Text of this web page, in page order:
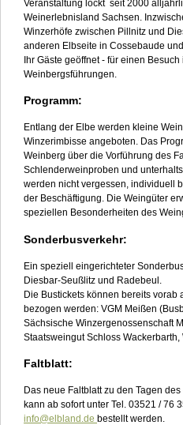
Veranstaltung lockt seit 2000
Weinerlebnisland Sachsen.
Winzerhöfe zwischen Pillnitz und
anderen Elbseite in Cossebaude
Ihr Gäste geöffnet - für einen
Weinbergsführungen.
Programm:
Entlang der Elbe werden kleine
Winzerimbisse angeboten. Das
Weinberg über die Vorführung des
Schlenderweinproben und
werden nicht vergessen, individuell
der Beschäftigung. Die Weingüter
speziellen Besonderheiten des
Sonderbusverkehr:
Ein speziell eingerichteter
Diesbar-Seußlitz und Radebeul.
Die Bustickets können bereits vorab
bezogen werden: VGM Meißen
Sächsische Winzergenossenschaft
Staatsweingut Schloss
Faltblatt:
Das neue Faltblatt zu den Tagen
kann ab sofort unter Tel. 03521 / 76
info@elbland.de bestellt werden.